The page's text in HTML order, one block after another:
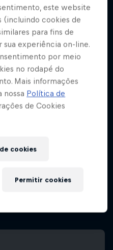
este website
(incluindo cookies de
para fins de
experiência on-line.
por meio
no rodapé do
Mais informações
nossa Política de
de Cookies
cookies
Permitir cookies